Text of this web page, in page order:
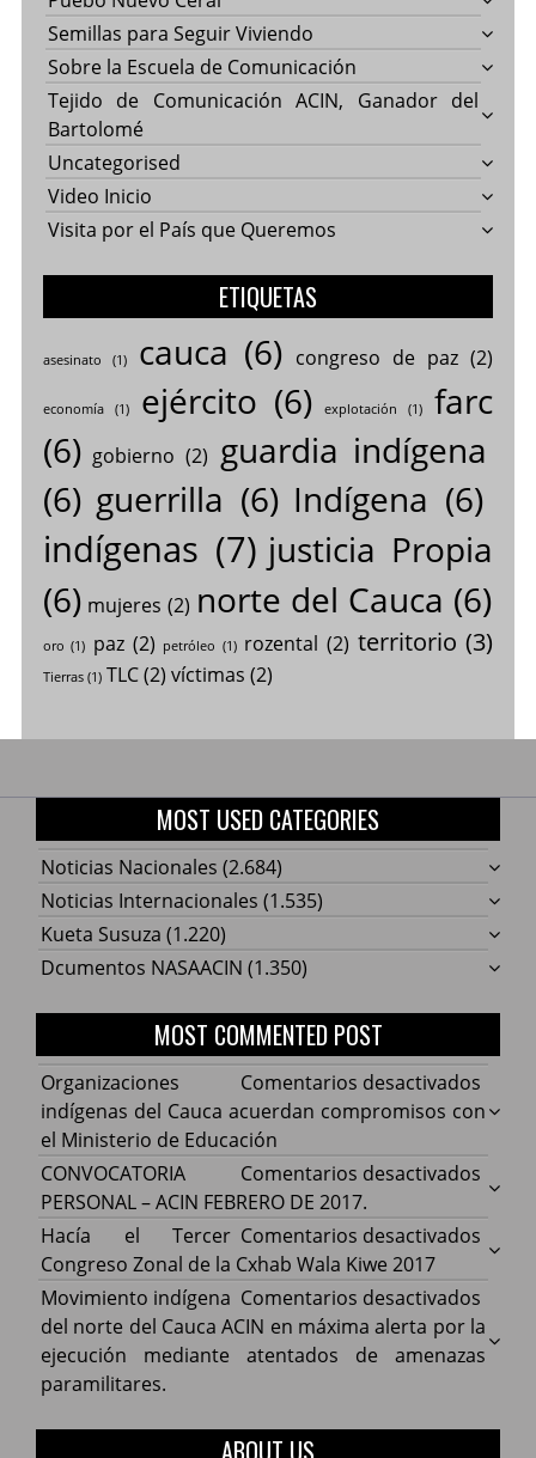
Semillas para Seguir Viviendo
Sobre la Escuela de Comunicación
Tejido de Comunicación ACIN, Ganador del
Bartolomé
Uncategorised
Video Inicio
Visita por el País que Queremos
ETIQUETAS
asesinato (1) cauca (6) congreso de paz(2)
economía(1) ejército (6) explotación (1)
farc
(6) gobierno (2) guardia indígena
(6) guerrilla (6) Indígena (6)
indígenas (7) justicia Propia
(6) mujeres (2) norte del Cauca (6)
oro (1) paz (2) petróleo (1) rozental (2) territorio (3)
Tierras(1) TLC(2) víctimas (2)
MOST USED CATEGORIES
Noticias Nacionales (2.684)
Noticias Internacionales (1.535)
Kueta Susuza (1.220)
Dcumentos NASAACIN (1.350)
MOST COMMENTED POST
Comentarios desactivados
Cauca
con
de
Organizaciones
indígenas del Cauca acuerdan compromisos con
el Ministerio de Educación
Comentarios desactivados
ACIN
DE
CONVOCATORIA
PERSONAL – ACIN FEBRERO DE 2017.
Comentarios desactivados
Hacía
la
Hacía el Tercer
Congreso Zonal de la Cxhab Wala Kiwe 2017
Comentarios desactivados
Movimiento indígena
del norte del Cauca ACIN en máxima alerta por la
ejecución mediante atentados de amenazas
paramilitares.
ABOUT US